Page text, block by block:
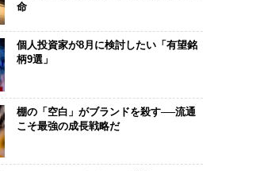
命
個人投資家が8月に検討したい「有望銘
柄9選」
棚の「空白」がブランドを殺す──流通
こそ最強の成長戦略だ